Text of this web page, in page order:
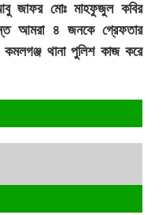
জাফর মোঃ মাহফুজুল কবির
আমরা ৪ জনকে গ্রেফতার
কমলগঞ্জ থানা পুলিশ কাজ করে